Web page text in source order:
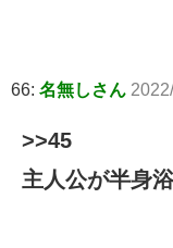
66: 名無しさん
>>45
主人公が半身